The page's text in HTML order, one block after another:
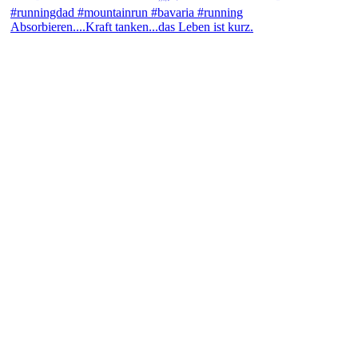
Absorbieren....Kraft tanken...das Leben ist kurz.